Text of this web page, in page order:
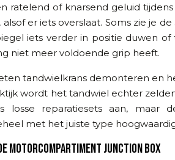
ratelend of knarsend geluid
er iets overslaat. Soms zie je
iets verder in positie duwen
niet meer voldoende grip heeft.
tandwielkrans demonteren en
wordt het tandwiel echter
losse reparatiesets aan,
met het juiste type
MOTORCOMPARTIMENT JUNCTION BOX